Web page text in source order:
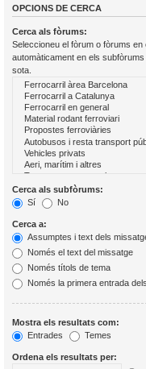
OPCIONS DE CERCA
Cerca als fòrums:
Seleccioneu el fòrum o fòrums
automàticament en els
sota.
Cerca als subfòrums:
Sí
No
Cerca a:
Assumptes i text dels
Només el text del missatge
Només títols de tema
Només la primera entrada
Mostra els resultats com:
Entrades
Temes
Ordena els resultats per: